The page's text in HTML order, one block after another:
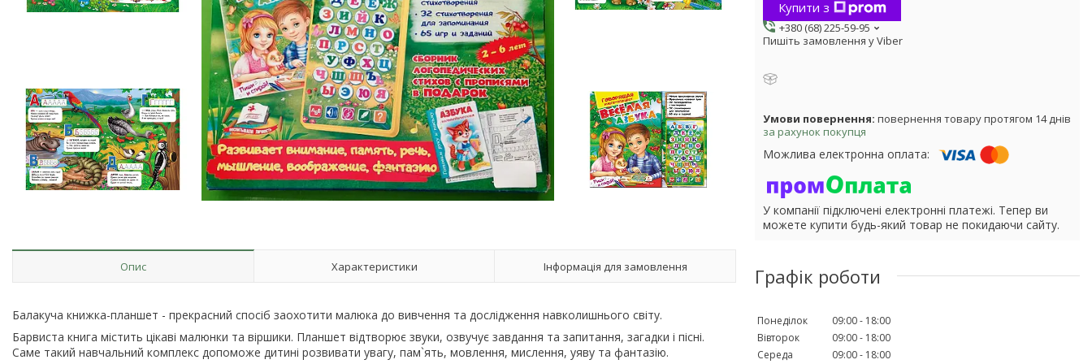
Опис Характеристики Інформація для замовлення
Балакуча книжка-планшет - прекрасний спосіб заохотити малюка до вивчення та дослідження навколишнього світу.
Барвиста книга містить цікаві малюнки та віршики. Планшет відтворює звуки, озвучує завдання та запитання, загадки і пісні.
Саме такий навчальний комплекс допоможе дитині розвивати увагу, пам`ять, мовлення, мислення, уяву та фантазію.
Купити з
+380 (68) 225-59-95
Пишіть замовлення у Viber
повернення товару протягом 14 днів
за рахунок покупця
У компанії підключені електронні платежі. Тепер ви
можете купити будь-який товар не покидаючи сайту.
Графік роботи
Понеділок 09:00
18:00
Вівторок
09:00
18:00
Середа
09:00 18:00